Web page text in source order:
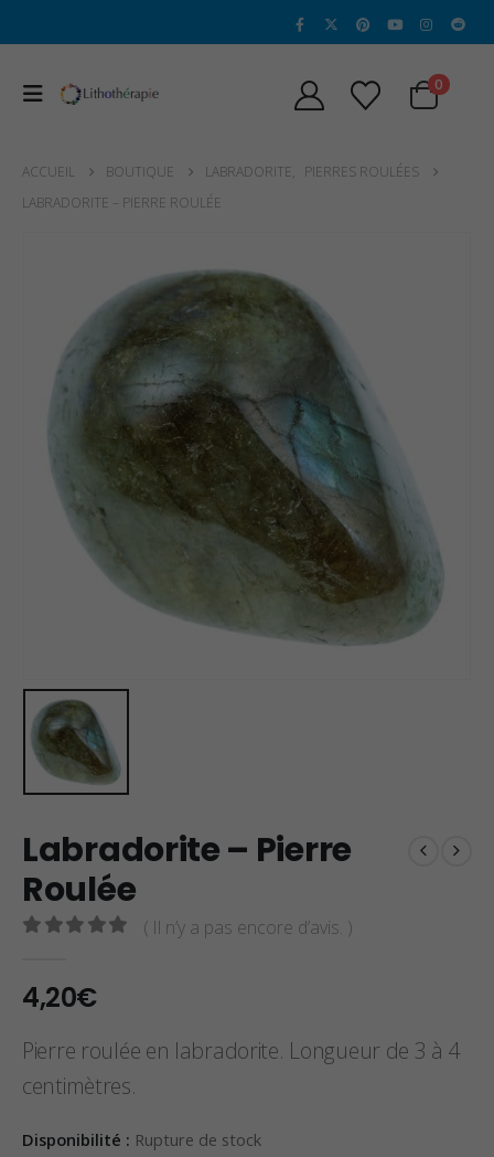
0
ACCUEIL BOUTIQUE LABRADORITE, PIERRES ROULÉES
LABRADORITE – PIERRE ROULÉE
Labradorite – Pierre
Roulée
( Il n’y a pas encore d’avis. )
4,20€
Pierre roulée en labradorite. Longueur de 3 à 4
centimètres.
Disponibilité : Rupture de stock